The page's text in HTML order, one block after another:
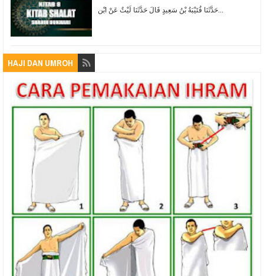
حَدَّثَنَا قُتَيْبَةُ بْنُ سَعِيدٍ قَالَ حَدَّثَنَا لَيْثٌ عَنْ ابْن...
HAJI DAN UMROH